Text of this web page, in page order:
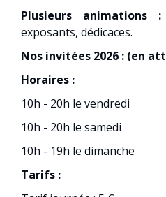
Plusieurs animations :
exposants, dédicaces.
Nos invitées 2026 : (en
Horaires :
10h - 20h le vendredi
10h - 20h le samedi
10h - 19h le dimanche
Tarifs :